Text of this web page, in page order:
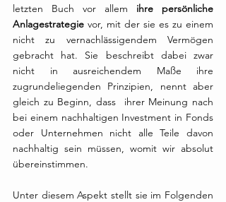
letzten Buch vor allem ihre persönliche
Anlagestrategie vor, mit der sie es zu einem
nicht zu vernachlässigendem Vermögen
gebracht hat. Sie beschreibt dabei zwar
nicht in ausreichendem Maße ihre
zugrundeliegenden Prinzipien, nennt aber
gleich zu Beginn, dass  ihrer Meinung nach
bei einem nachhaltigen Investment in Fonds
oder Unternehmen nicht alle Teile davon
nachhaltig sein müssen, womit wir absolut
übereinstimmen.
Unter diesem Aspekt stellt sie im Folgenden